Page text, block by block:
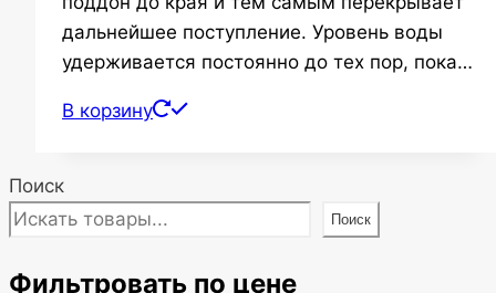
дальнейшее поступление. Уровень воды
удерживается постоянно до тех пор, пока…
В корзину
Поиск
Поиск
Фильтровать по цене